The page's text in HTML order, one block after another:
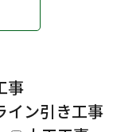
事
イン引き工事